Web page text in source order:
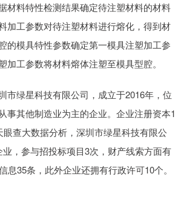
材料特性检测结果确定待注塑材料的材料
加工参数对待注塑材料进行熔化，得到材
的模具特性参数确定第一模具注塑加工参
加工参数将材料熔体注塑至模具型腔。
市绿星科技有限公司，成立于2016年，位
事其他制造业为主的企业。企业注册资本1
眼查大数据分析，深圳市绿星科技有限公
，参与招投标项目3次，财产线索方面有
息35条，此外企业还拥有行政许可10个。